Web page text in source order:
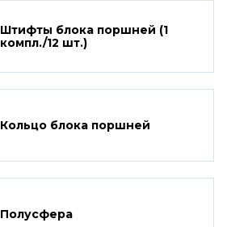
Штифты блока поршней (1
компл./12 шт.)
Кольцо блока поршней
Полусфера